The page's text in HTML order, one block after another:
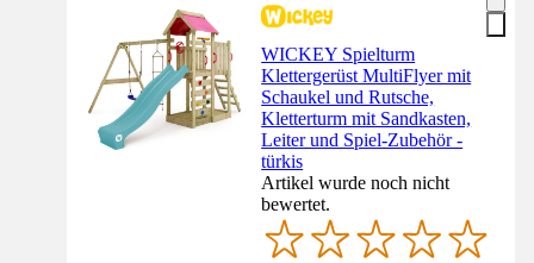
WICKEY Spielturm
Klettergerüst MultiFlyer mit
Schaukel und Rutsche,
Kletterturm mit Sandkasten,
Leiter und Spiel-Zubehör -
türkis
Artikel wurde noch nicht
bewertet.